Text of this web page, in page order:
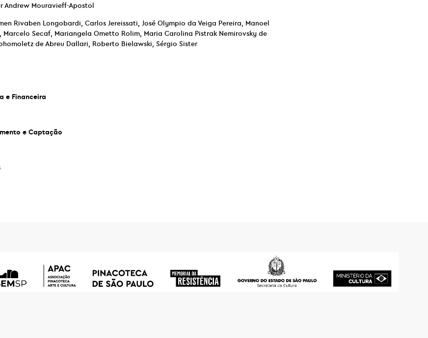
Andrew Mouravieff-Apostol
Rivaben Longobardi, Carlos Jereissati, José Olympio da Veiga Pereira, Manoel
Marcelo Secaf, Mariangela Ometto Rolim, Maria Carolina Pistrak Nemirovsky de
de Abreu Dallari, Roberto Bielawski, Sérgio Sister
e Financeira
e Captação